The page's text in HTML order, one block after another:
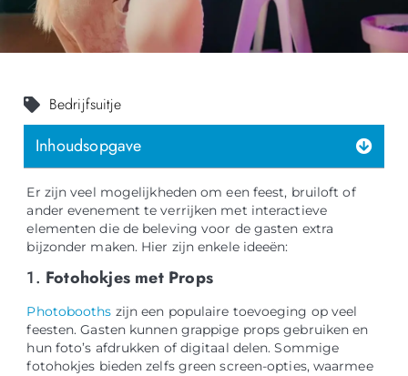
Er zijn veel mogelijkheden om een feest, bruiloft of
ander evenement te verrijken met interactieve
elementen die de beleving voor de gasten extra
bijzonder maken. Hier zijn enkele ideeën:
1. Fotohokjes met Props
Photobooths zijn een populaire toevoeging op veel
feesten. Gasten kunnen grappige props gebruiken en
hun foto’s afdrukken of digitaal delen. Sommige
fotohokjes bieden zelfs green screen-opties, waarmee
Bedrijfsuitje
Inhoudsopgave